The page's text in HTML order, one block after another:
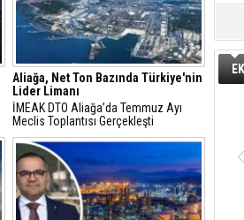
Aliağa, Net Ton Bazında Türkiye'nin
Lider Limanı
İMEAK DTO Aliağa’da Temmuz Ayı
Meclis Toplantısı Gerçekleşti